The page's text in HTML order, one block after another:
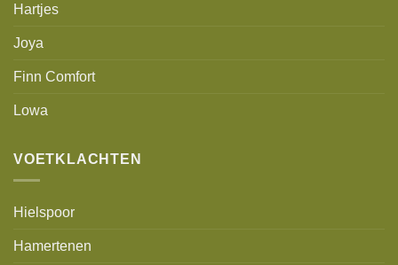
Hartjes
Joya
Finn Comfort
Lowa
VOETKLACHTEN
Hielspoor
Hamertenen